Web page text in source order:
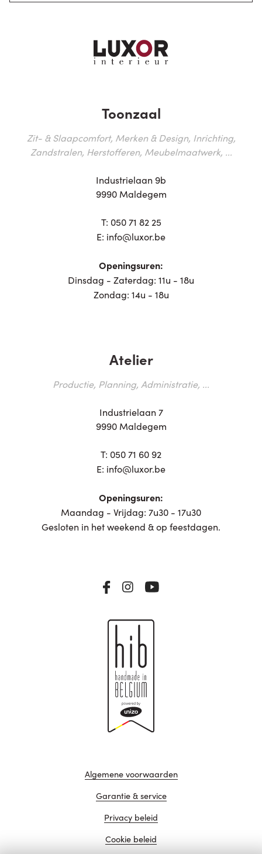
Toonzaal
Zit- & Slaapcomfort, Merken & Design, Inrichting,
Zandstralen, Herstofferen, Meubelmaatwerk, ...
Industrielaan 9b
9990 Maldegem
T: 050 71 82 25
E: info@luxor.be
Openingsuren:
Dinsdag - Zaterdag: 11u - 18u
Zondag: 14u - 18u
Atelier
Productie, Planning, Administratie, ...
Industrielaan 7
9990 Maldegem
T: 050 71 60 92
E: info@luxor.be
Openingsuren:
Maandag - Vrijdag: 7u30 - 17u30
Gesloten in het weekend & op feestdagen.
Algemene voorwaarden
Garantie & service
Privacy beleid
Cookie beleid